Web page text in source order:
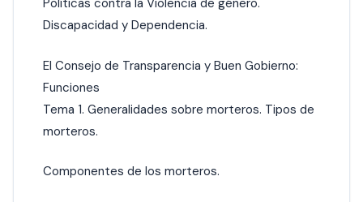
Discapacidad y Dependencia.
El Consejo de Transparencia y Buen Gobierno:
Funciones
Tema 1. Generalidades sobre morteros. Tipos de
morteros.
Componentes de los morteros.